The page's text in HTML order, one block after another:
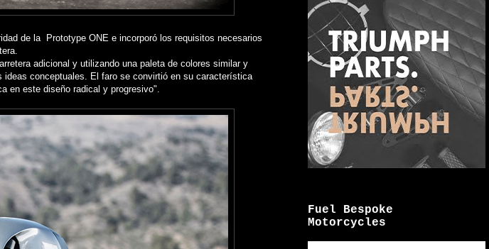
de la Prototype ONE e incorporó los requisitos necesarios
adicional y utilizando una paleta de colores similar y
conceptuales. El faro se convirtió en su característica
en este diseño radical y progresivo".
Fuel Bespoke
Motorcycles